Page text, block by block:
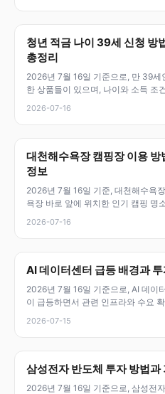
청년 적금 나이 39세 신청 방
총정리
2026년 7월 16일 기준으로, 만 39세
한 상품들이 있으며, 나이와 소득 조
2026-07-16
대천해수욕장 캠핑장 이용
정보
2026년 7월 16일 기준, 대천해수욕
욕장 바로 앞에 위치한 인기 캠핑 명
2026-07-16
AI 데이터센터 급등 배경과
2026년 7월 16일 기준으로, AI 데이
이 급등하면서 관련 인프라와 수요
2026-07-15
삼성전자 반도체 투자 방법
2026년 7월 16일 기준으로, 삼성전